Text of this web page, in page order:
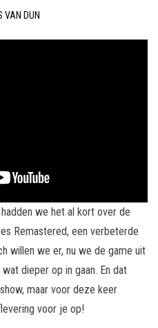
VAN DUN
we het al kort over de
Remastered, een verbeterde
willen we er, nu we de game uit
dieper op in gaan. En dat
maar voor deze keer
voor je op!